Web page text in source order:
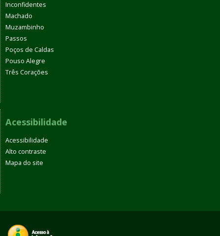
Inconfidentes
Machado
Muzambinho
Passos
Poços de Caldas
Pouso Alegre
Três Corações
Acessibilidade
Acessibilidade
Alto contraste
Mapa do site